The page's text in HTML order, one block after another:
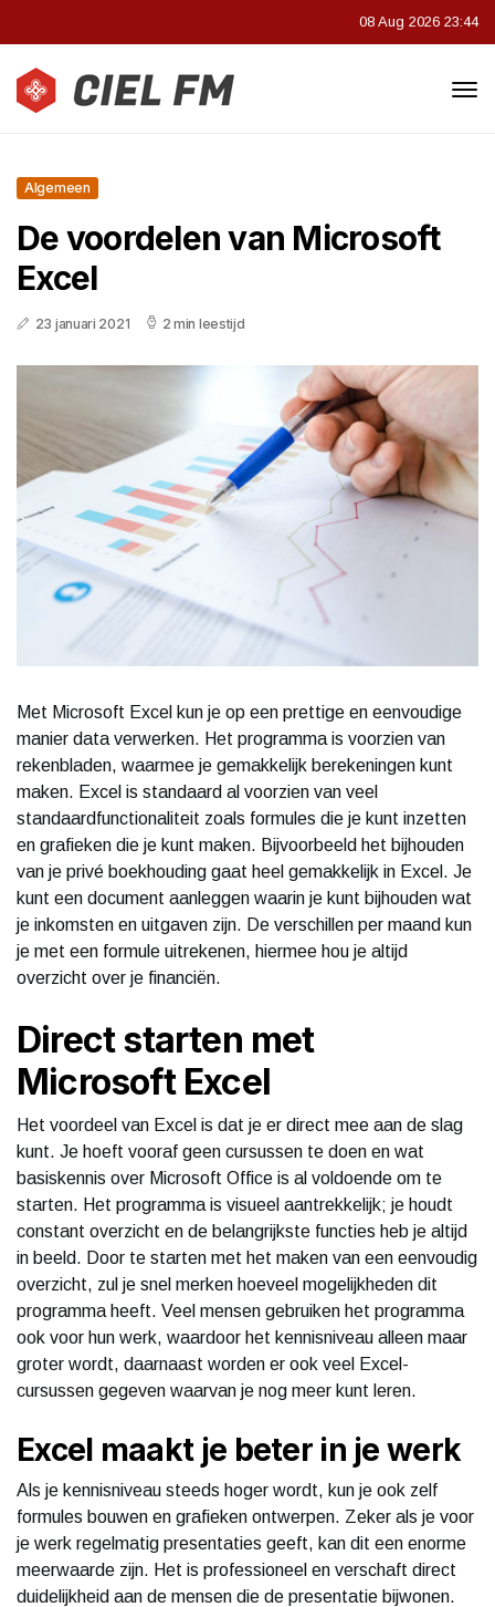
08 Aug 2026 23:44
Algemeen
De voordelen van Microsoft
Excel
23 januari 2021 2 min leestijd
Met Microsoft Excel kun je op een prettige en eenvoudige
manier data verwerken. Het programma is voorzien van
rekenbladen, waarmee je gemakkelijk berekeningen kunt
maken. Excel is standaard al voorzien van veel
standaardfunctionaliteit zoals formules die je kunt inzetten
en grafieken die je kunt maken. Bijvoorbeeld het bijhouden
van je privé boekhouding gaat heel gemakkelijk in Excel. Je
kunt een document aanleggen waarin je kunt bijhouden wat
je inkomsten en uitgaven zijn. De verschillen per maand kun
je met een formule uitrekenen, hiermee hou je altijd
overzicht over je financiën.
Direct starten met
Microsoft Excel
Het voordeel van Excel is dat je er direct mee aan de slag
kunt. Je hoeft vooraf geen cursussen te doen en wat
basiskennis over Microsoft Office is al voldoende om te
starten. Het programma is visueel aantrekkelijk; je houdt
constant overzicht en de belangrijkste functies heb je altijd
in beeld. Door te starten met het maken van een eenvoudig
overzicht, zul je snel merken hoeveel mogelijkheden dit
programma heeft. Veel mensen gebruiken het programma
ook voor hun werk, waardoor het kennisniveau alleen maar
groter wordt, daarnaast worden er ook veel Excel-
cursussen gegeven waarvan je nog meer kunt leren.
Excel maakt je beter in je werk
Als je kennisniveau steeds hoger wordt, kun je ook zelf
formules bouwen en grafieken ontwerpen. Zeker als je voor
je werk regelmatig presentaties geeft, kan dit een enorme
meerwaarde zijn. Het is professioneel en verschaft direct
duidelijkheid aan de mensen die de presentatie bijwonen.